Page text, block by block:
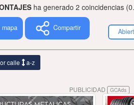
ha generado 2 coincidencias
mapa Compartir
calle a-z
PUBLICIDAD GCAds